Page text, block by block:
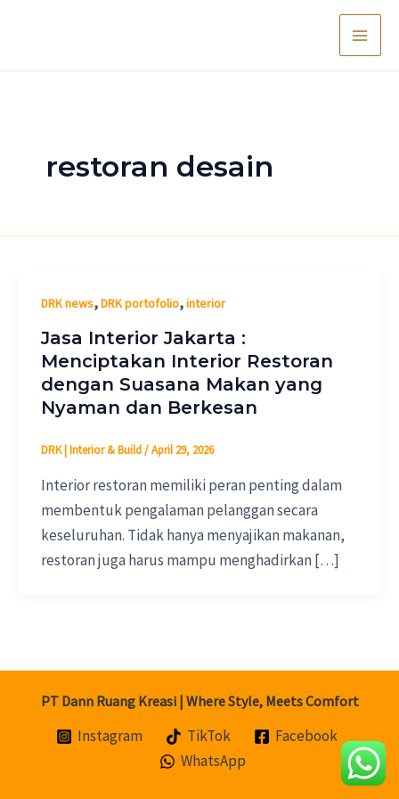
Main
restoran desain
DRK news,DRK portofolio,interior
Jasa Interior Jakarta :
Menciptakan Interior Restoran
dengan Suasana Makan yang
Nyaman dan Berkesan
DRK | Interior & Build/April 29, 2026
Interior restoran memiliki peran penting dalam
membentuk pengalaman pelanggan secara
keseluruhan. Tidak hanya menyajikan makanan,
restoran juga harus mampu menghadirkan […]
PT Dann Ruang Kreasi | Where Style, Meets Comfort
Instagram TikTok
Facebook
WhatsApp